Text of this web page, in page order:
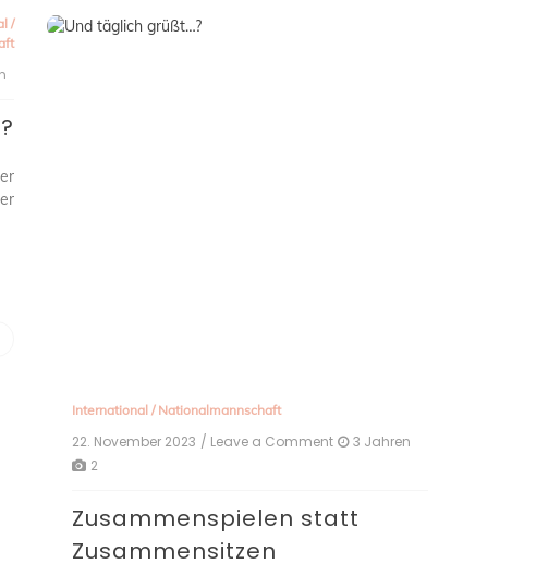
/
International / Nationalmannschaft
22. November 2023 / Leave a Comment on 3 Jahren
2
Zusammenspielen statt
Zusammensitzen